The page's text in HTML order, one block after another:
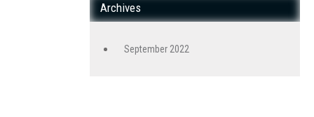
Archives
September 2022